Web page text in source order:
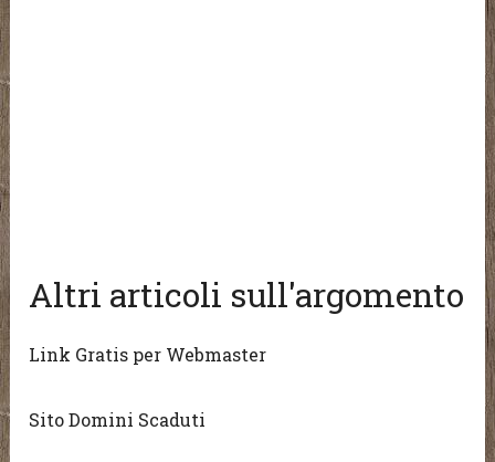
Altri articoli sull'argomento
Link Gratis per Webmaster
Sito Domini Scaduti